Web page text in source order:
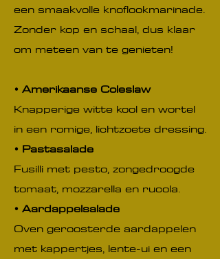
een smaakvolle knoflookmarinade.
Zonder kop en schaal, dus klaar
om meteen van te genieten!
• Amerikaanse Coleslaw
Knapperige witte kool en wortel
in een romige, lichtzoete dressing.
• Pastasalade
Fusilli met pesto, zongedroogde
tomaat, mozzarella en rucola.
• Aardappelsalade
Oven geroosterde aardappelen
met kappertjes, lente-ui en een